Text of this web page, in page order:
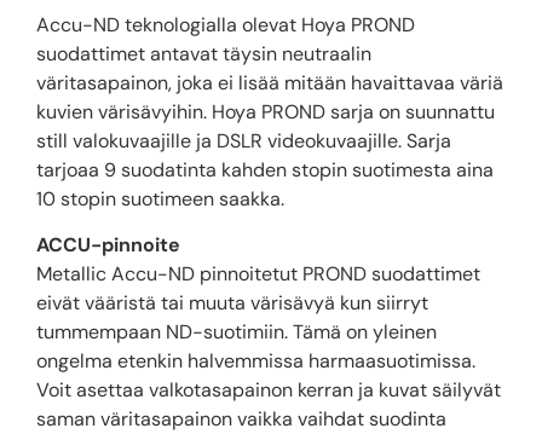
Accu-ND teknologialla olevat Hoya PROND
suodattimet antavat täysin neutraalin
väritasapainon, joka ei lisää mitään havaittavaa väriä
kuvien värisävyihin. Hoya PROND sarja on suunnattu
still valokuvaajille ja DSLR videokuvaajille. Sarja
tarjoaa 9 suodatinta kahden stopin suotimesta aina
10 stopin suotimeen saakka.
ACCU-pinnoite
Metallic Accu-ND pinnoitetut PROND suodattimet
eivät vääristä tai muuta värisävyä kun siirryt
tummempaan ND-suotimiin. Tämä on yleinen
ongelma etenkin halvemmissa harmaasuotimissa.
Voit asettaa valkotasapainon kerran ja kuvat säilyvät
saman väritasapainon vaikka vaihdat suodinta